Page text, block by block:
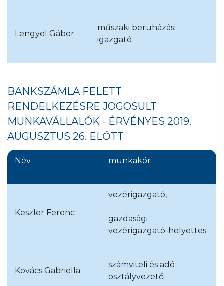
Lengyel Gábor
műszaki beruházási
igazgató
BANKSZÁMLA FELETT
RENDELKEZÉSRE JOGOSULT
MUNKAVÁLLALÓK - ÉRVÉNYES 2019.
AUGUSZTUS 26. ELŐTT
Név munkakör
Keszler Ferenc
vezérigazgató,
gazdasági
vezérigazgató-helyettes
Kovács Gabriella
számviteli és adó
osztályvezető